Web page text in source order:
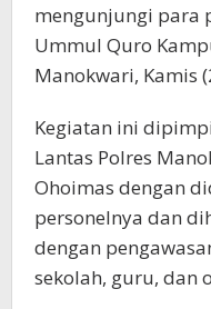
mengunjungi para
Ummul Quro
Manokwari, Kamis
Kegiatan ini
Lantas Polres
Ohoimas dengan
personelnya dan
dengan
sekolah, guru, dan